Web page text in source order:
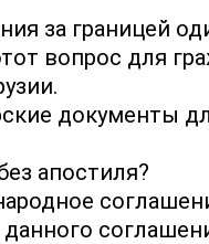
за границей
вопрос для
документы
апостиля?